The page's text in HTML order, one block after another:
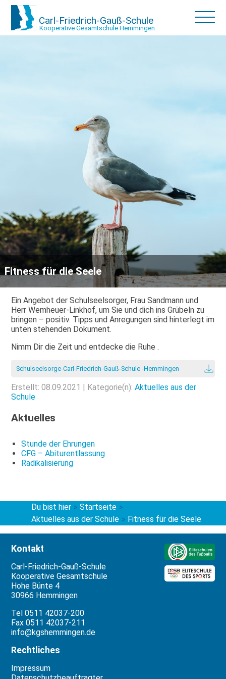
Carl-Friedrich-Gauß-Schule
Kooperative Gesamtschule Hemmingen
Fitness für die Seele
Ein Angebot der Schulseelsorger, Frau Sandmann und
Herr Wemheuer-Linkhof, um Sie und dich ins Grübeln zu
bringen – positiv. Tipps und Anregungen sind hinterlegt im
unten stehenden Dokument.
Nimm Dir die Zeit und entdecke die Ruhe .
Schulseelsorge-Carl-Friedrich-Gauß-Schule -Hemmingen
Erstellt: 08.09.2021 | Kategorie(n):Aktuelles aus der
Schule
Aktuelles
Stunde der Ehrungen
CFG – Abiturentlassung
Radikalisierung
Du bist hier > Startseite >
Aktuelles aus der Schule > Fitness für die Seele
Kontakt
Carl-Friedrich-Gauß-Schule
Kooperative Gesamtschule
Hohe Bünte 4
30966 Hemmingen
Tel 0511 42037-200
Fax 0511 42037-211
info@kgshemmingen.de
Rechtliches
Impressum